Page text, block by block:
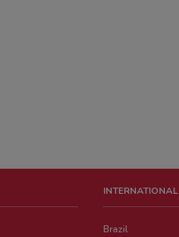
INTERNATIONAL
Brazil